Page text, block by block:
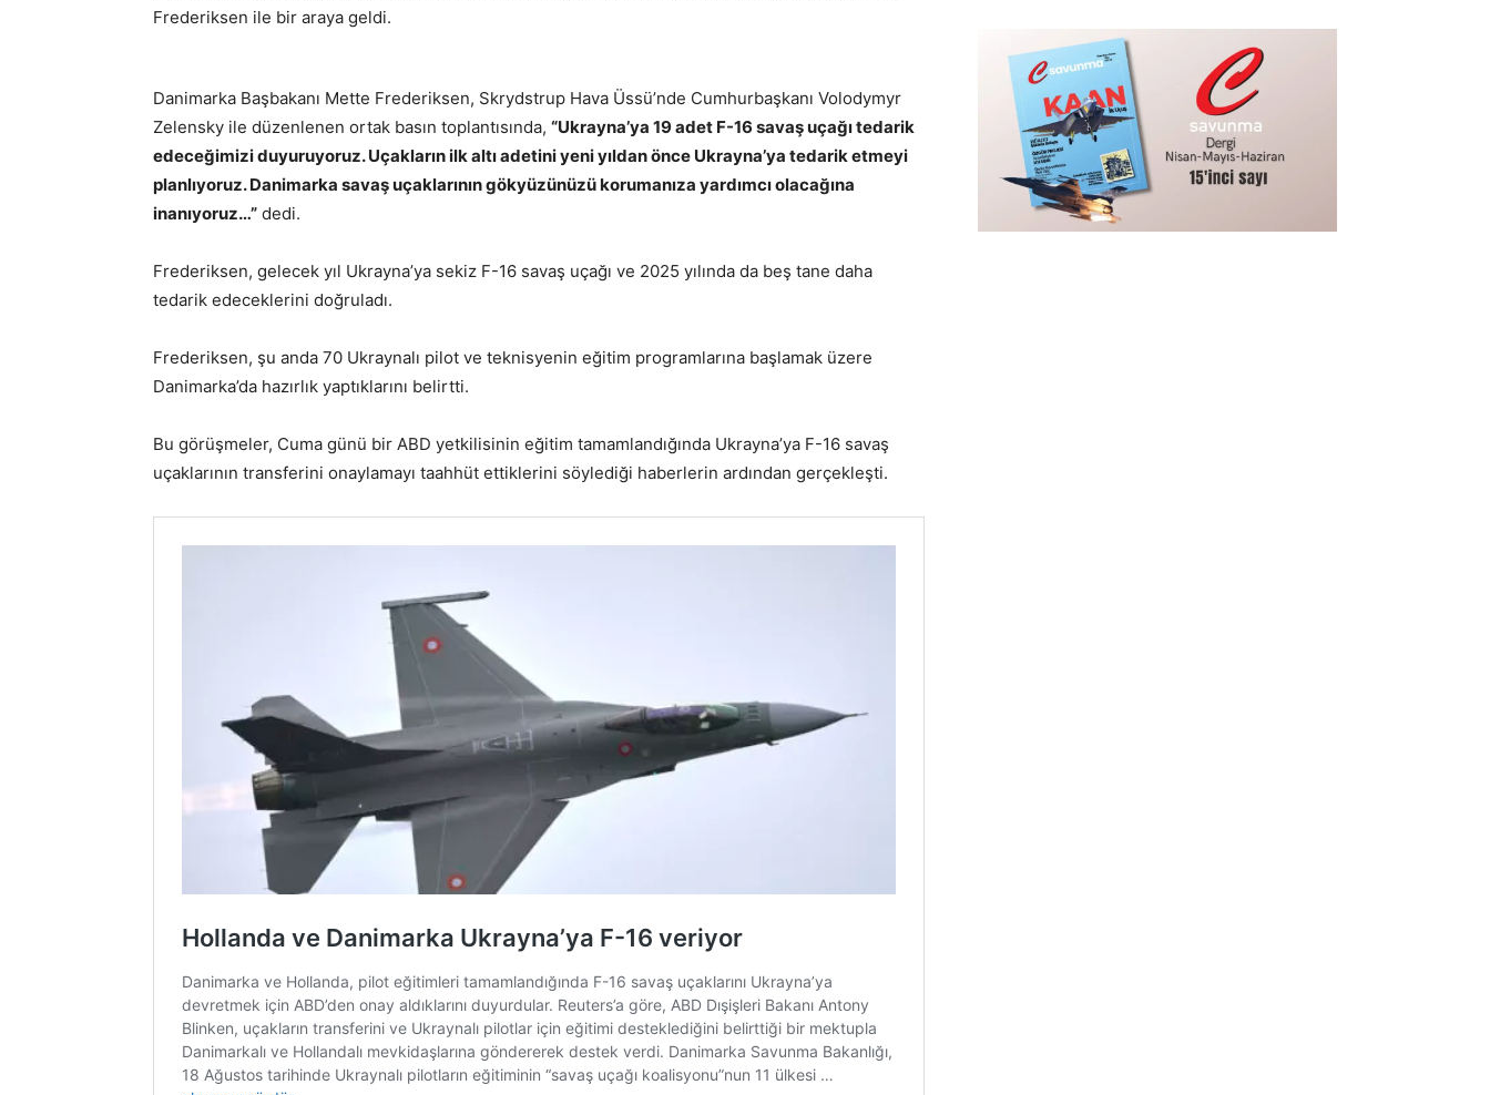
Frederiksen ile bir araya geldi.
Danimarka Başbakanı Mette Frederiksen, Skrydstrup Hava Üssü’nde Cumhurbaşkanı Volodymyr
Zelensky ile düzenlenen ortak basın toplantısında, “Ukrayna’ya 19 adet F-16 savaş uçağı tedarik
edeceğimizi duyuruyoruz. Uçakların ilk altı adetini yeni yıldan önce Ukrayna’ya tedarik etmeyi
planlıyoruz. Danimarka savaş uçaklarının gökyüzünüzü korumanıza yardımcı olacağına
inanıyoruz…” dedi.
Frederiksen, gelecek yıl Ukrayna’ya sekiz F-16 savaş uçağı ve 2025 yılında da beş tane daha
tedarik edeceklerini doğruladı.
Frederiksen, şu anda 70 Ukraynalı pilot ve teknisyenin eğitim programlarına başlamak üzere
Danimarka’da hazırlık yaptıklarını belirtti.
Bu görüşmeler, Cuma günü bir ABD yetkilisinin eğitim tamamlandığında Ukrayna’ya F-16 savaş
uçaklarının transferini onaylamayı taahhüt ettiklerini söylediği haberlerin ardından gerçekleşti.